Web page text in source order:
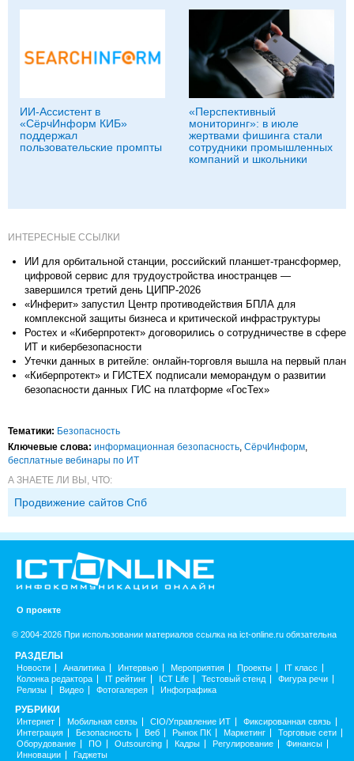
ИИ-Ассистент в
«СёрчИнформ КИБ»
поддержал
пользовательские промпты
«Перспективный
мониторинг»: в июле
жертвами фишинга стали
сотрудники промышленных
компаний и школьники
ИНТЕРЕСНЫЕ ССЫЛКИ
ИИ для орбитальной станции, российский планшет-трансформер,
цифровой сервис для трудоустройства иностранцев —
завершился третий день ЦИПР-2026
«Инферит» запустил Центр противодействия БПЛА для
комплексной защиты бизнеса и критической инфраструктуры
Ростех и «Киберпротект» договорились о сотрудничестве в сфере
ИТ и кибербезопасности
Утечки данных в ритейле: онлайн-торговля вышла на первый план
«Киберпротект» и ГИСТЕХ подписали меморандум о развитии
безопасности данных ГИС на платформе «ГосТех»
Тематики: Безопасность
Ключевые слова: информационная безопасность СёрчИнформ
бесплатные вебинары по ИТ
А ЗНАЕТЕ ЛИ ВЫ, ЧТО:
Продвижение сайтов Спб
О проекте
© 2004-2026 При использовании материалов ссылка на ict-online.ru обязательна
РАЗДЕЛЫ
Новости Аналитика Интервью Мероприятия Проекты
IT класс
Колонка редактора
IT рейтинг ICT Life Тестовый стенд
Фигура речи
Релизы
Видео Фотогалерея Инфографика
РУБРИКИ
Интернет Мобильная связь CIO/Управление ИТ
Фиксированная связь
Интеграция
Безопасность Веб Рынок ПК Маркетинг
Торговые сети
Оборудование
ПО Outsourcing Кадры Регулирование
Финансы
Инновации
Гаджеты